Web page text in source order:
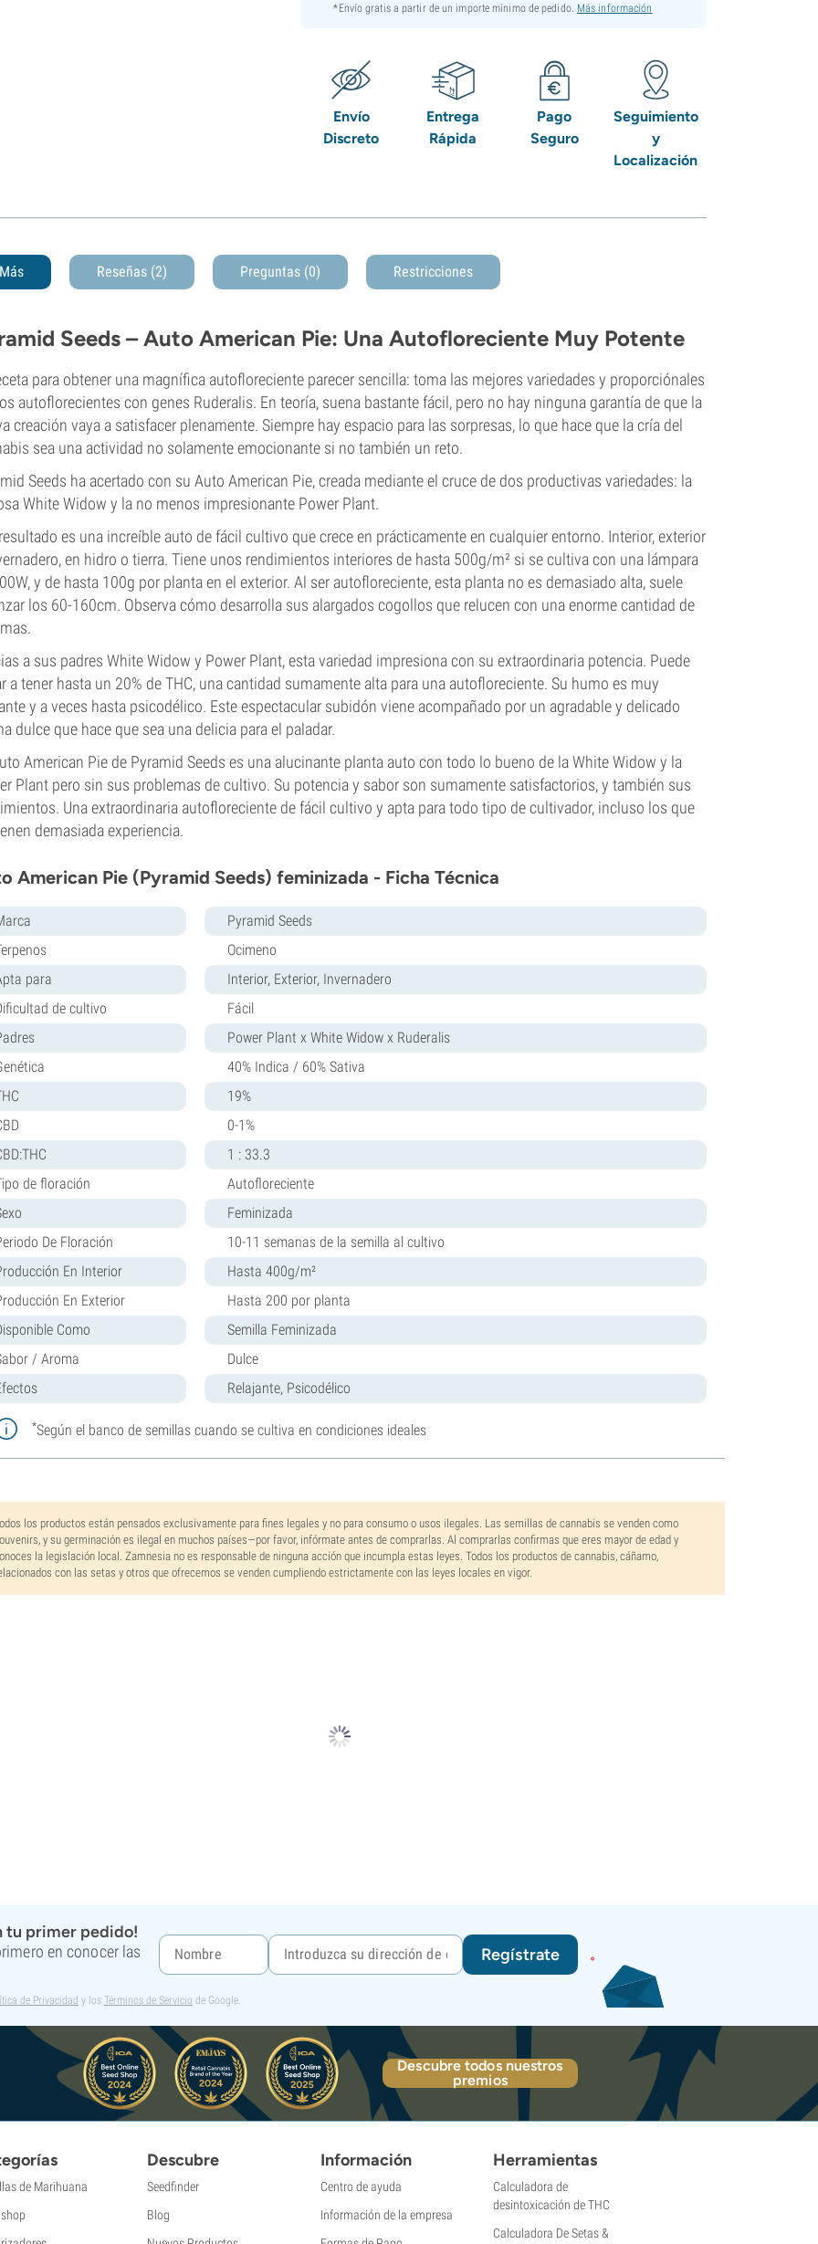
*Envío gratis a partir de un importe mínimo de pedido. Más información
Envío
Discreto
Entrega
Rápida
Pago
Seguro
Seguimiento
y
Localización
Más Reseñas (2) Preguntas (0) Restricciones
Seeds – Auto American Pie: Una Autofloreciente Muy Potente
para obtener una magnífica autofloreciente parecer sencilla: toma las mejores variedades y proporciónales
autoflorecientes con genes Ruderalis. En teoría, suena bastante fácil, pero no hay ninguna garantía de que la
creación vaya a satisfacer plenamente. Siempre hay espacio para las sorpresas, lo que hace que la cría del
sea una actividad no solamente emocionante si no también un reto.
Seeds ha acertado con su Auto American Pie, creada mediante el cruce de dos productivas variedades: la
White Widow y la no menos impresionante Power Plant.
es una increíble auto de fácil cultivo que crece en prácticamente en cualquier entorno. Interior, exterior
en hidro o tierra. Tiene unos rendimientos interiores de hasta 500g/m² si se cultiva con una lámpara
y de hasta 100g por planta en el exterior. Al ser autofloreciente, esta planta no es demasiado alta, suele
los 60-160cm. Observa cómo desarrolla sus alargados cogollos que relucen con una enorme cantidad de
a sus padres White Widow y Power Plant, esta variedad impresiona con su extraordinaria potencia. Puede
a tener hasta un 20% de THC, una cantidad sumamente alta para una autofloreciente. Su humo es muy
y a veces hasta psicodélico. Este espectacular subidón viene acompañado por un agradable y delicado
dulce que hace que sea una delicia para el paladar.
American Pie de Pyramid Seeds es una alucinante planta auto con todo lo bueno de la White Widow y la
Plant pero sin sus problemas de cultivo. Su potencia y sabor son sumamente satisfactorios, y también sus
Una extraordinaria autofloreciente de fácil cultivo y apta para todo tipo de cultivador, incluso los que
demasiada experiencia.
American Pie (Pyramid Seeds) feminizada - Ficha Técnica
Pyramid Seeds
Ocimeno
para
Interior, Exterior, Invernadero
de cultivo
Fácil
Power Plant x White Widow x Ruderalis
40% Indica / 60% Sativa
19%
0-1%
1 : 33.3
de floración
Autofloreciente
Feminizada
De Floración
10-11 semanas de la semilla al cultivo
En Interior
Hasta 400g/m²
En Exterior
Hasta 200 por planta
Como
Semilla Feminizada
/ Aroma
Dulce
Relajante, Psicodélico
*Según el banco de semillas cuando se cultiva en condiciones ideales
los productos están pensados exclusivamente para fines legales y no para consumo o usos ilegales. Las semillas de cannabis se venden como
y su germinación es ilegal en muchos países—por favor, infórmate antes de comprarlas. Al comprarlas confirmas que eres mayor de edad y
la legislación local. Zamnesia no es responsable de ninguna acción que incumpla estas leyes. Todos los productos de cannabis, cáñamo,
con las setas y otros que ofrecemos se venden cumpliendo estrictamente con las leyes locales en vigor.
tu primer pedido!
en conocer las
Regístrate
de Privacidad y los Términos de Servicio de Google.
Descubre todos nuestros
premios
de Marihuana
Descubre
Seedfinder
Blog
Información
Centro de ayuda
Información de la empresa
Herramientas
Calculadora de
desintoxicación de THC
Calculadora De Setas &